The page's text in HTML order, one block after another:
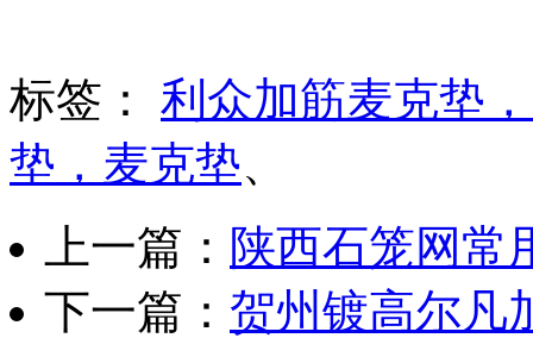
标签： 利众加筋麦克垫
垫，麦克垫、
上一篇： 陕西石笼网常
下一篇： 贺州镀高尔凡